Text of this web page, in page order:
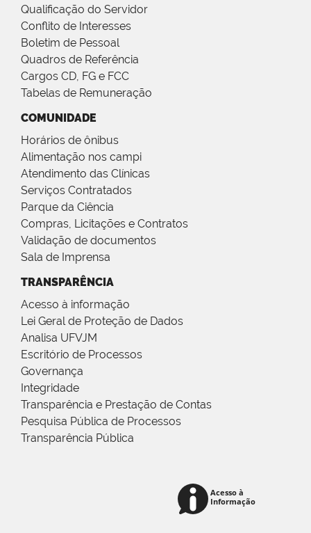
Qualificação do Servidor
Conflito de Interesses
Boletim de Pessoal
Quadros de Referência
Cargos CD, FG e FCC
Tabelas de Remuneração
COMUNIDADE
Horários de ônibus
Alimentação nos campi
Atendimento das Clínicas
Serviços Contratados
Parque da Ciência
Compras, Licitações e Contratos
Validação de documentos
Sala de Imprensa
TRANSPARÊNCIA
Acesso à informação
Lei Geral de Proteção de Dados
Analisa UFVJM
Escritório de Processos
Governança
Integridade
Transparência e Prestação de Contas
Pesquisa Pública de Processos
Transparência Pública